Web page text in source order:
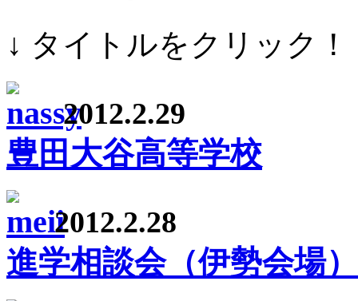
↓ タイトルをクリック！
2012.2.29
豊田大谷高等学校
2012.2.28
進学相談会（伊勢会場）